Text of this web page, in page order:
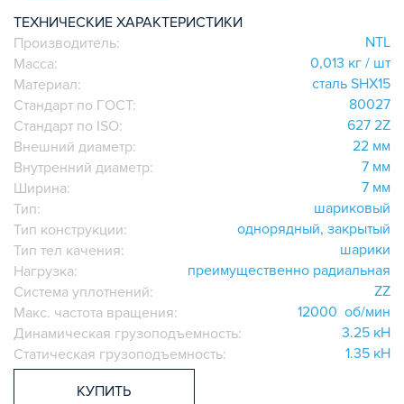
ИГОЛЬЧАТЫЕ РОЛИКОВЫЕ
ЛИНЕЙНЫЕ СОЕДИНИТЕЛИ
ДОПОЛНИТЕЛЬНАЯ ОБРАБОТКА
ПАРАЛЛЕЛЬНЫЕ СОЕДИНИТЕЛИ
ПРОМЫШЛЕННАЯ МЕБЕЛЬ
СИСТЕМА ЛЕСТНИЦ И ПЛАТФОРМ
БЫСТРЫЕ СОЕДИНИТЕЛИ
ВИНТОВЫЕ СОЕДИНИТЕЛИ И ВТУЛКИ
ШАРНИРНЫЕ И ПОДВИЖНЫЕ СОЕДИНИТЕЛИ
НАБОРЫ
ПЕТЛИ, РУЧКИ, ЗАМКИ, ЗАЩЕЛКИ
ЭЛЕМЕНТЫ ДЛЯ КРЕПЛЕНИЯ КАБЕЛЕЙ,
ПАНЕЛЕЙ, ЛИСТА, СЕТКИ
ОПОРЫ, ПОДВЕСЫ
КОМПОНЕНТЫ ДЛЯ КОНВЕЙЕРОВ
ТЕХНИЧЕСКИЕ ХАРАКТЕРИСТИКИ
Производитель:
NTL
Масса:
0,013 кг / шт
Материал:
сталь SHX15
Стандарт по ГОСТ:
80027
Стандарт по ISO:
627 2Z
Внешний диаметр:
22 мм
Внутренний диаметр:
7 мм
Ширина:
7 мм
Тип:
шариковый
Тип конструкции:
однорядный, закрытый
Тип тел качения:
шарики
Нагрузка:
преимущественно радиальная
Система уплотнений:
ZZ
Макс. частота вращения:
12000 об/мин
Динамическая грузоподъемность:
3.25 кН
Статическая грузоподъемность:
1.35 кН
КУПИТЬ